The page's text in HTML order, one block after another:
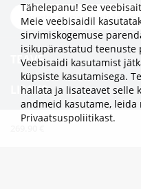
TEAVE
LISAKS
KATEGOORIAD
Tähelepanu! See
Meie veebisaidil
sirvimiskogemuse
isikupärastatud teenuste
Veebisaidi kasutamist
küpsiste kasutamisega.
hallata ja lisateavet selle
andmeid kasutame, leida
Privaatsuspoliitikast.